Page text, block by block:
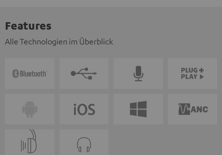
Features
Alle Technologien im Überblick